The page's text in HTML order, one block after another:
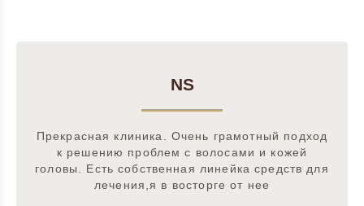
NS
Прекрасная клиника. Очень грамотный подход
к решению проблем с волосами и кожей
головы. Есть собственная линейка средств для
лечения,я в восторге от нее